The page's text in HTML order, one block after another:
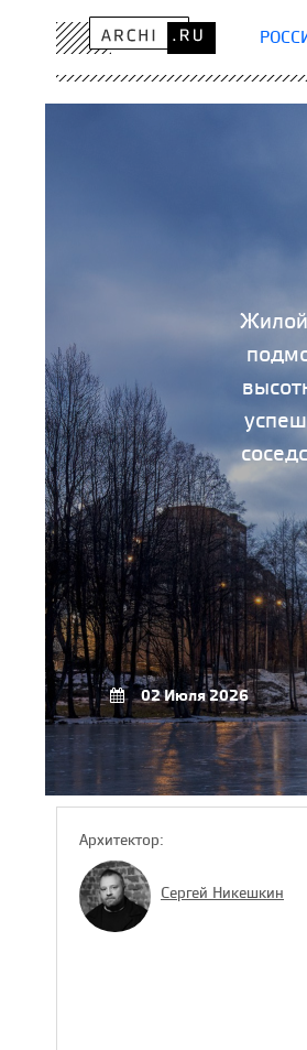
Жилой
02 Июля 2026
Архитектор:
Сергей Никешкин